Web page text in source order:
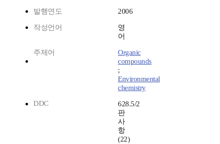
발행연도 2006
작성언어
영
어
주제어
Organic
compounds
;
Environmental
chemistry
DDC
628.5/2
판
사
항
(22)